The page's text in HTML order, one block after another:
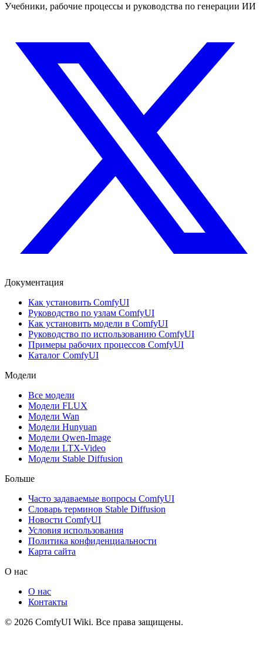
Учебники, рабочие процессы и руководства по генерации ИИ
Документация
Как установить ComfyUI
Руководство по узлам ComfyUI
Как установить модели в ComfyUI
Руководство по использованию ComfyUI
Примеры рабочих процессов ComfyUI
Каталог ComfyUI
Модели
Все модели
Модели FLUX
Модели Wan
Модели Hunyuan
Модели Qwen-Image
Модели LTX-Video
Модели Stable Diffusion
Больше
Часто задаваемые вопросы ComfyUI
Словарь терминов Stable Diffusion
Новости ComfyUI
Условия использования
Политика конфиденциальности
Карта сайта
О нас
О нас
Контакты
© 2026 ComfyUI Wiki. Все права защищены.